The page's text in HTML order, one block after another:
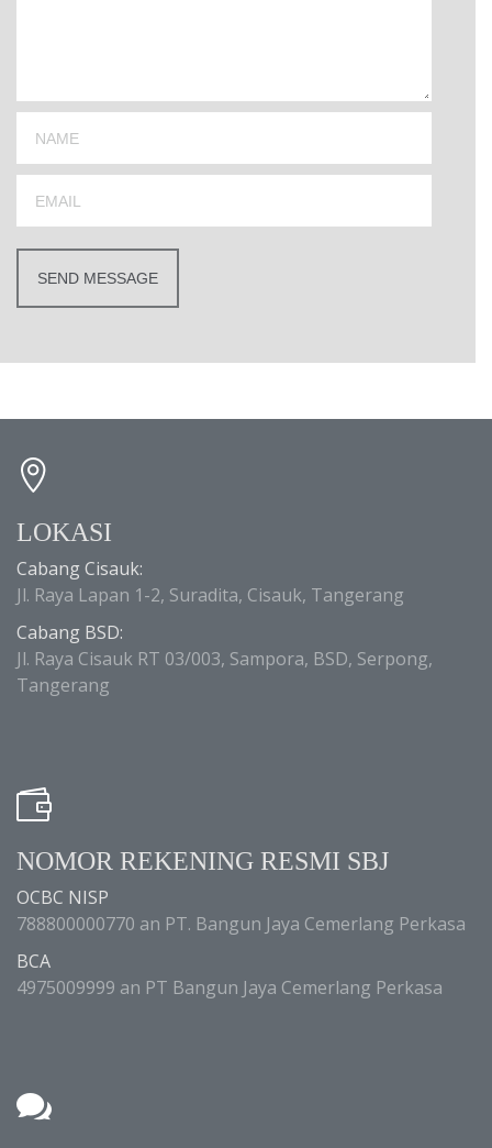
LOKASI
Cabang Cisauk:
Jl. Raya Lapan 1-2, Suradita, Cisauk, Tangerang
Cabang BSD:
Jl. Raya Cisauk RT 03/003, Sampora, BSD, Serpong,
Tangerang
NOMOR REKENING RESMI SBJ
OCBC NISP
788800000770 an PT. Bangun Jaya Cemerlang Perkasa
BCA
4975009999 an PT Bangun Jaya Cemerlang Perkasa